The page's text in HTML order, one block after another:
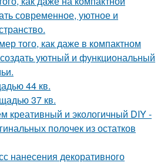
современное, уютное и
того, как даже в компактном
уютный и функциональный
44 кв.
37 кв.
креативный и экологичный DIY -
полочек из остатков
нанесения декоративного